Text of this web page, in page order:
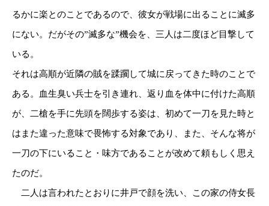
るかに楽とのことであるので、彼女が戦場に出ることに滅多
にない。だがその”滅多な”機会を、三人は二度ほど目撃して
いる。
それは高順が近隣の賊を蹂躙して城に戻ってきた時のことで
ある。血生臭い兵士を引き連れ、返り血を体中に付けた高順
が、二槍を手に先頭を闊歩する姿は、初めて一刀を見た時と
はまた違った意味で畏怖する対象であり、また、そんな将が
一刀の下にいること・味方であることが改めて頼もしく思え
たのだ。
二人は言われたとおりに井戸で顔を洗い、この家の侍女長